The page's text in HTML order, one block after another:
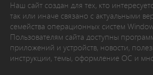
Наш сайт создан для тех, кто
так или иначе связано с актуальными
семейства операционных систем
Пользователям сайта доступны
приложений и устройств, новости,
инструкции, темы, оформление ОС и